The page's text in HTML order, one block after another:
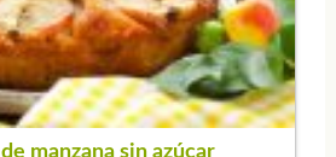
manzana sin azúcar